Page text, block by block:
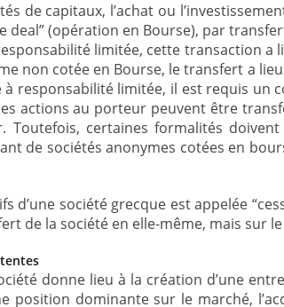
de capitaux, l’achat ou
deal” (opération en Bourse), par
limitée, cette transaction a
non cotée en Bourse, le transfert a
à responsabilité limitée, il est requis un
actions au porteur peuvent être
Toutefois, certaines formalités
de sociétés anonymes cotées en
d’une société grecque est appelée
de la société en elle-même, mais sur
donne lieu à la création d’une
position dominante sur le marché,